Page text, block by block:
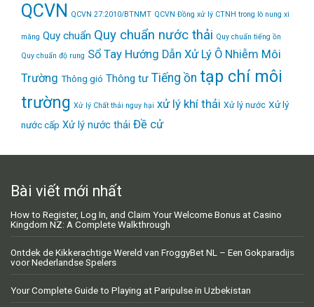
QCVN QCVN 27:2010/BTNMT QCVN Đồng xử lý CTNH trong lò nung xi
măng Quy chuẩn Quy chuẩn nước thải Quy chuẩn tiếng ồn
Quy chuẩn độ rung Sổ Tay Hướng Dẫn Xử Lý Ô Nhiễm Môi
Trường Thông gió Thông tư Tiếng ồn tạp chí môi
trường Xử lý Chất thải nguy hại xử lý khí thải Xử lý nước Xử lý
nước cấp Xử lý nước thải Đề cử
Bài viết mới nhất
How to Register, Log In, and Claim Your Welcome Bonus at Casino
Kingdom NZ: A Complete Walkthrough
Ontdek de Kikkerachtige Wereld van FroggyBet NL – Een Gokparadijs
voor Nederlandse Spelers
Your Complete Guide to Playing at Paripulse in Uzbekistan